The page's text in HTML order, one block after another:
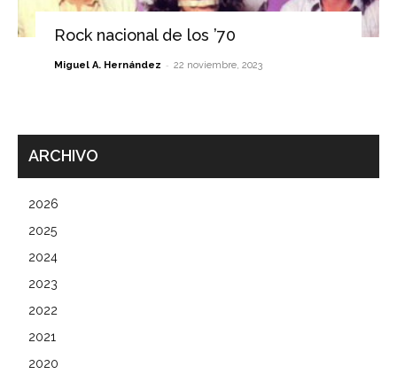
Rock nacional de los ’70
Miguel A. Hernández - 22 noviembre, 2023
ARCHIVO
2026
2025
2024
2023
2022
2021
2020